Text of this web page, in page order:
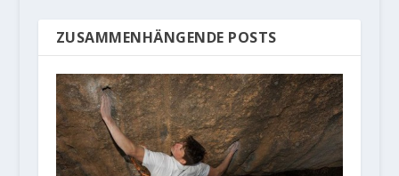
ZUSAMMENHÄNGENDE POSTS